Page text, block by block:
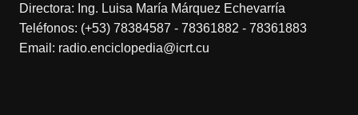
Directora: Ing. Luisa María Márquez Echevarría
Teléfonos: (+53) 78384587 - 78361882 - 78361883
Email: radio.enciclopedia@icrt.cu